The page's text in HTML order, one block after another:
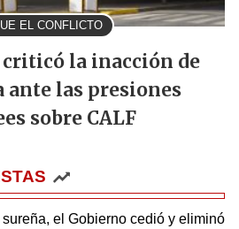
EL CONFLICTO
la inacción de
ante las presiones
sobre CALF
el Gobierno cedió y eliminó